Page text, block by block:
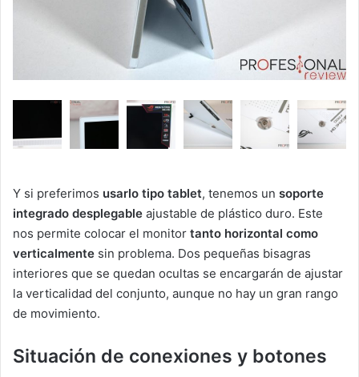
Y si preferimos usarlo tipo tablet, tenemos un soporte
integrado desplegable ajustable de plástico duro. Este
nos permite colocar el monitor tanto horizontal como
verticalmente sin problema. Dos pequeñas bisagras
interiores que se quedan ocultas se encargarán de ajustar
la verticalidad del conjunto, aunque no hay un gran rango
de movimiento.
Situación de conexiones y botones